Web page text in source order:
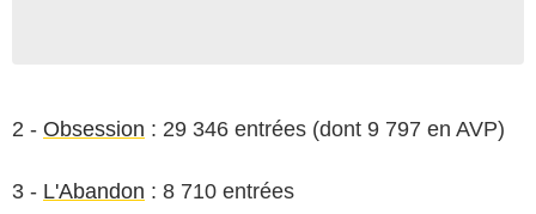
2 - Obsession : 29 346 entrées (dont 9 797 en AVP)
3 - L'Abandon : 8 710 entrées